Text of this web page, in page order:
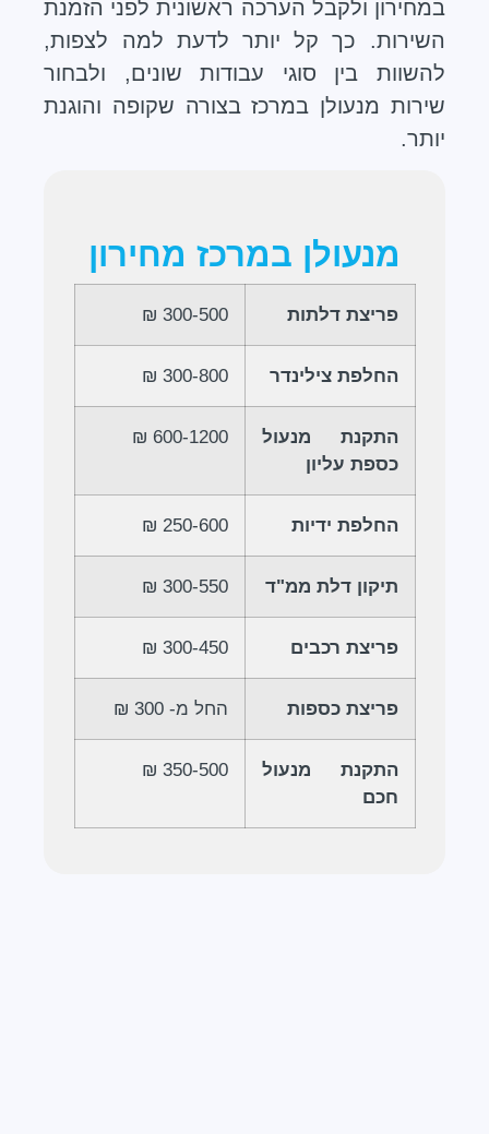
במחירון ולקבל הערכה ראשונית לפני הזמנת
השירות. כך קל יותר לדעת למה לצפות,
להשוות בין סוגי עבודות שונים, ולבחור
שירות מנעולן במרכז בצורה שקופה והוגנת
יותר.
מנעולן במרכז מחירון
פריצת דלתות 300-500 ₪
החלפת צילינדר 300-800 ₪
התקנת מנעול
כספת עליון
600-1200 ₪
החלפת ידיות 250-600 ₪
תיקון דלת ממ"ד 300-550 ₪
פריצת רכבים 300-450 ₪
פריצת כספות החל מ- 300 ₪
התקנת מנעול
חכם
350-500 ₪